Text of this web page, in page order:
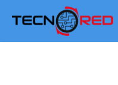
content